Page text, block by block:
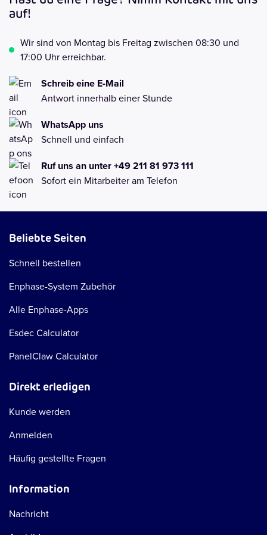
auf!
Wir sind von Montag bis Freitag zwischen 08:30 und
17:00 Uhr erreichbar.
Schreib eine E-Mail
Antwort innerhalb einer Stunde
WhatsApp uns
Schnell und einfach
Ruf uns an unter +49 211 81 973 111
Sofort ein Mitarbeiter am Telefon
Beliebte Seiten
Schnell bestellen
Enphase-System Zubehör
Alle Enphase-Apps
Esdec Calculator
PanelClaw Calculator
Direkt erledigen
Kunde werden
Anmelden
Häufig gestellte Fragen
Information
Nachricht